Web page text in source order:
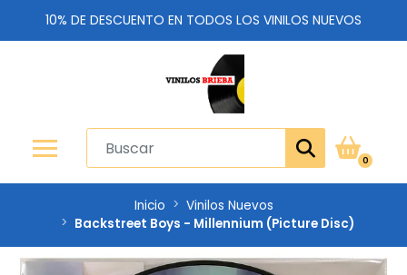
10% DE DESCUENTO EN TODOS LOS VINILOS NUEVOS
0
Inicio
Vinilos Nuevos
Backstreet Boys - Millennium (Picture Disc)